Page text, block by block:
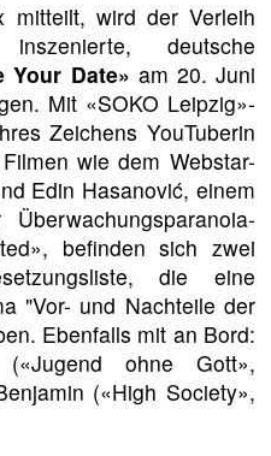
mitteilt, wird der Verleih
deutsche
Your Date» am 20. Juni
Mit «SOKO Leipzig»-
Zeichens YouTuberin
wie dem Webstar-
Edin Hasanović, einem
befinden sich zwei
die eine
"Vor- und Nachteile der
Ebenfalls mit an Bord:
ohne Gott»,
(«High Society»,